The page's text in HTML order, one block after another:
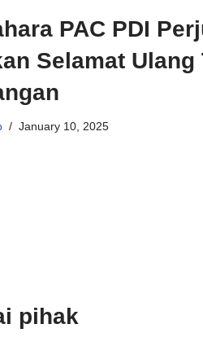
PAC PDI
Selamat
January 10, 2025
pihak